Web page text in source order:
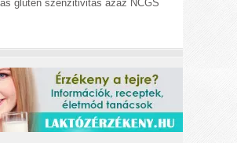
glutén szenzitivitás azaz NCGS